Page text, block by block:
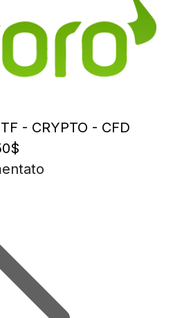
- CRYPTO - CFD